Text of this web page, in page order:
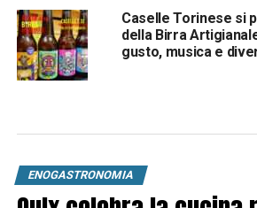
Caselle Torinese si
della Birra
gusto, musica e
ENOGASTRONOMIA